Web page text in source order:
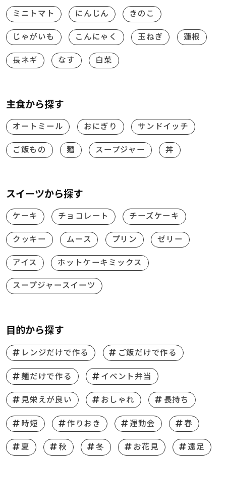
ミニトマト にんじん きのこ
じゃがいも こんにゃく 玉ねぎ 蓮根
長ネギ なす 白菜
主食から探す
オートミール おにぎり サンドイッチ
ご飯もの 麺 スープジャー 丼
スイーツから探す
ケーキ チョコレート チーズケーキ
クッキー ムース プリン ゼリー
アイス ホットケーキミックス
スープジャースイーツ
目的から探す
レンジだけで作る ご飯だけで作る
麺だけで作る イベント弁当
見栄えが良い おしゃれ 長持ち
時短 作りおき 運動会 春
夏 秋 冬 お花見 遠足